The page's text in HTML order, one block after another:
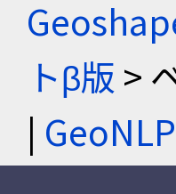
トβ版 >
| GeoNLP